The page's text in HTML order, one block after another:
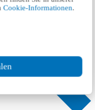
Cookie-Informationen.